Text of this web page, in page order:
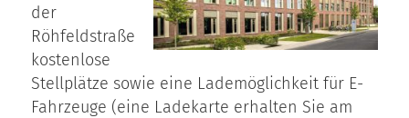
der
Röhfeldstraße
kostenlose
Stellplätze sowie eine Lademöglichkeit für E-
Fahrzeuge (eine Ladekarte erhalten Sie am